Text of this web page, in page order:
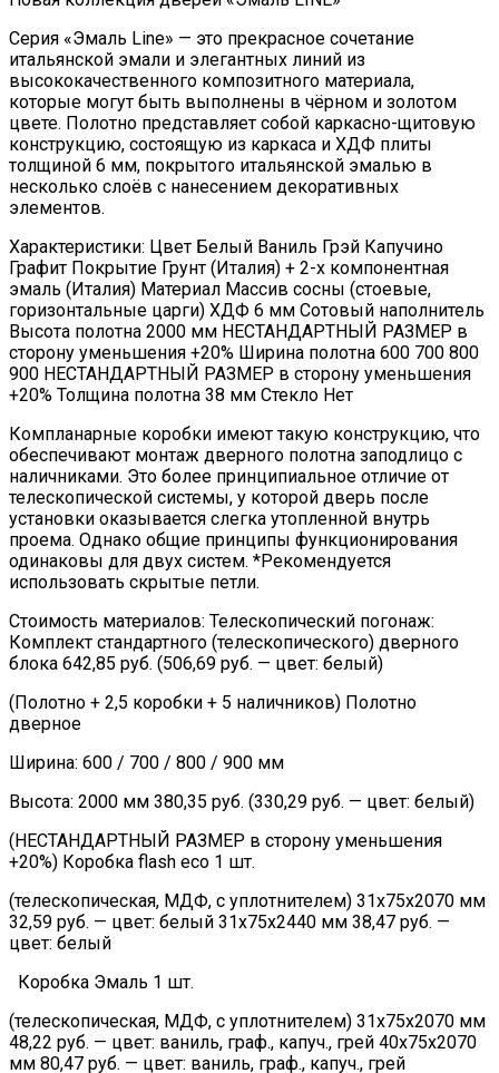
Cерия «Эмаль Line» — это прекрасное сочетание
итальянской эмали и элегантных линий из
высококачественного композитного материала,
которые могут быть выполнены в чёрном и золотом
цвете. Полотно представляет собой каркасно-щитовую
конструкцию, состоящую из каркаса и ХДФ плиты
толщиной 6 мм, покрытого итальянской эмалью в
несколько слоёв с нанесением декоративных
элементов.
Характеристики: Цвет Белый Ваниль Грэй Капучино
Графит Покрытие Грунт (Италия) + 2-х компонентная
эмаль (Италия) Материал Массив сосны (стоевые,
горизонтальные царги) ХДФ 6 мм Сотовый наполнитель
Высота полотна 2000 мм НЕСТАНДАРТНЫЙ РАЗМЕР в
сторону уменьшения +20% Ширина полотна 600 700 800
900 НЕСТАНДАРТНЫЙ РАЗМЕР в сторону уменьшения
+20% Толщина полотна 38 мм Стекло Нет
Компланарные коробки имеют такую конструкцию, что
обеспечивают монтаж дверного полотна заподлицо с
наличниками. Это более принципиальное отличие от
телескопической системы, у которой дверь после
установки оказывается слегка утопленной внутрь
проема. Однако общие принципы функционирования
одинаковы для двух систем. *Рекомендуется
использовать скрытые петли.
Стоимость материалов: Телескопический погонаж:
Комплект стандартного (телескопического) дверного
блока 642,85 руб. (506,69 руб. — цвет: белый)
(Полотно + 2,5 коробки + 5 наличников) Полотно
дверное
Ширина: 600 / 700 / 800 / 900 мм
Высота: 2000 мм 380,35 руб. (330,29 руб. — цвет: белый)
(НЕСТАНДАРТНЫЙ РАЗМЕР в сторону уменьшения
+20%) Коробка flash eco 1 шт.
(телескопическая, МДФ, с уплотнителем) 31х75х2070 мм
32,59 руб. — цвет: белый 31х75х2440 мм 38,47 руб. —
цвет: белый
Коробка Эмаль 1 шт.
(телескопическая, МДФ, с уплотнителем) 31х75х2070 мм
48,22 руб. — цвет: ваниль, граф., капуч., грей 40х75х2070
мм 80,47 руб. — цвет: ваниль, граф., капуч., грей